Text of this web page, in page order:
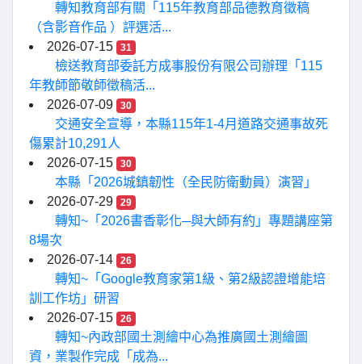
轉知教育部有關「115年教育部品德教育徵稿
（含影音作品 ）評選活...
2026-07-15
31
檢送教育部委託方成事股份有限公司辦理「115
年教師節敬師徵稿活...
2026-07-09
30
交通安全宣導，本縣115年1-4月道路交通事故死
傷累計10,291人
2026-07-15
30
本縣「2026城鎮韌性（全民防衛動員）演習」
2026-07-29
29
轉知~「2026書香彰化─與大師有約」專題講座第
8場次
2026-07-14
26
轉知~「Google教育家第1級、第2級認證增能培
訓工作坊」研習
2026-07-15
26
轉知~內政部國土測繪中心為推廣國土測繪圖
資，業製作完成「成為...